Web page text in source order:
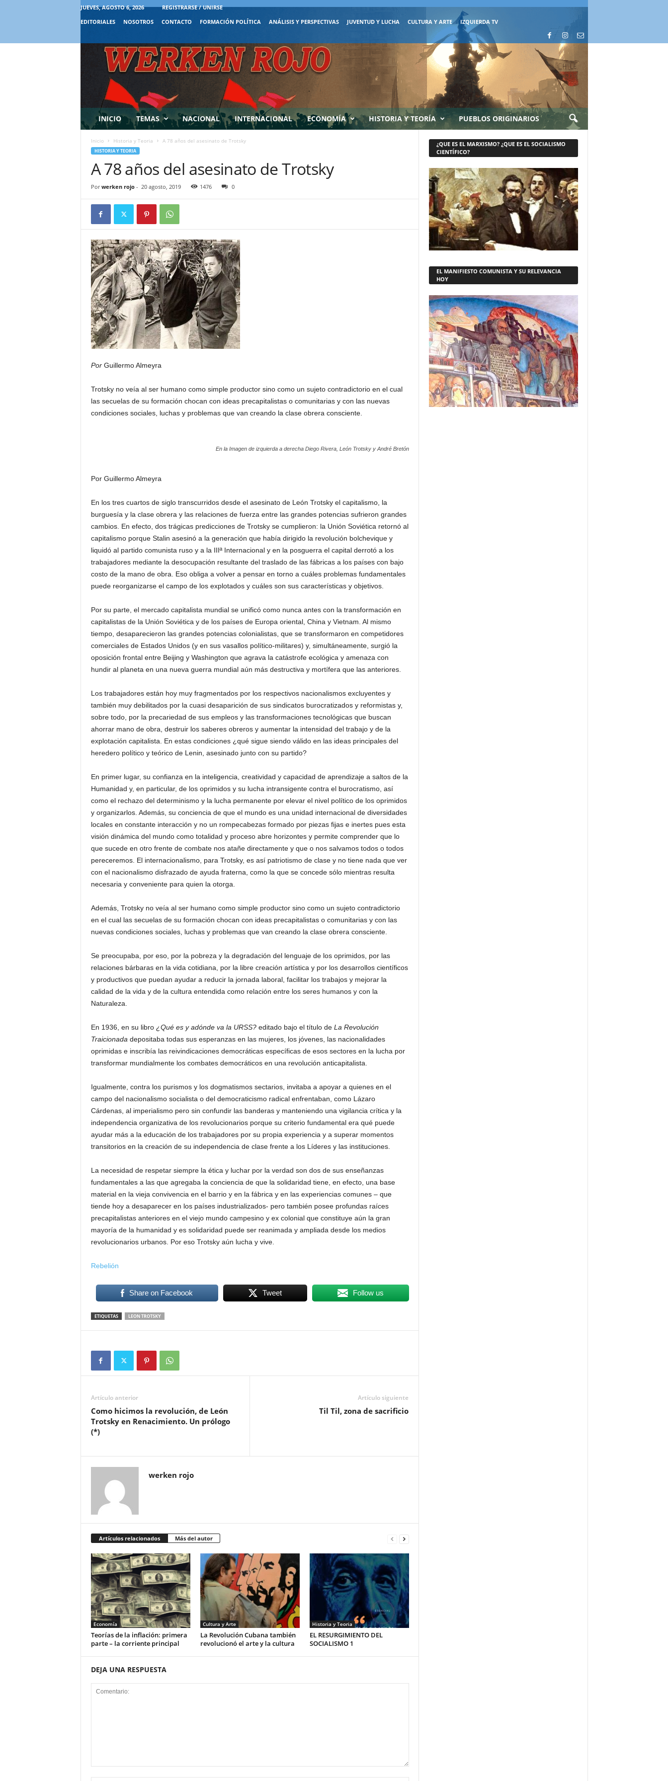
JUEVES, AGOSTO 6, 2026
REGISTRARSE / UNIRSE
EDITORIALES
NOSOTROS CONTACTO FORMACIÓN POLÍTICA ANÁLISIS Y PERSPECTIVAS JUVENTUD Y LUCHA CULTURA Y ARTE IZQUIERDA TV
INICIO TEMAS NACIONAL INTERNACIONAL ECONOMÍA HISTORIA Y TEORÍA PUEBLOS ORIGINARIOS
Inicio Historia y Teoria A 78 años del asesinato de Trotsky
HISTORIA Y TEORIA
A 78 años del asesinato de Trotsky
Por werken rojo- 20 agosto, 2019 1476 0
Por Guillermo Almeyra
Trotsky no veía al ser humano como simple productor sino como un sujeto contradictorio en el cual
las secuelas de su formación chocan con ideas precapitalistas o comunitarias y con las nuevas
condiciones sociales, luchas y problemas que van creando la clase obrera consciente.
En la Imagen de izquierda a derecha Diego Rivera, León Trotsky y André Bretón
Por Guillermo Almeyra
En los tres cuartos de siglo transcurridos desde el asesinato de León Trotsky el capitalismo, la
burguesía y la clase obrera y las relaciones de fuerza entre las grandes potencias sufrieron grandes
cambios. En efecto, dos trágicas predicciones de Trotsky se cumplieron: la Unión Soviética retornó al
capitalismo porque Stalin asesinó a la generación que había dirigido la revolución bolchevique y
liquidó al partido comunista ruso y a la IIIª Internacional y en la posguerra el capital derrotó a los
trabajadores mediante la desocupación resultante del traslado de las fábricas a los países con bajo
costo de la mano de obra. Eso obliga a volver a pensar en torno a cuáles problemas fundamentales
puede reorganizarse el campo de los explotados y cuáles son sus características y objetivos.
Por su parte, el mercado capitalista mundial se unificó como nunca antes con la transformación en
capitalistas de la Unión Soviética y de los países de Europa oriental, China y Vietnam. Al mismo
tiempo, desaparecieron las grandes potencias colonialistas, que se transformaron en competidores
comerciales de Estados Unidos (y en sus vasallos político-militares) y, simultáneamente, surgió la
oposición frontal entre Beijing y Washington que agrava la catástrofe ecológica y amenaza con
hundir al planeta en una nueva guerra mundial aún más destructiva y mortífera que las anteriores.
Los trabajadores están hoy muy fragmentados por los respectivos nacionalismos excluyentes y
también muy debilitados por la cuasi desaparición de sus sindicatos burocratizados y reformistas y,
sobre todo, por la precariedad de sus empleos y las transformaciones tecnológicas que buscan
ahorrar mano de obra, destruir los saberes obreros y aumentar la intensidad del trabajo y de la
explotación capitalista. En estas condiciones ¿qué sigue siendo válido en las ideas principales del
heredero político y teórico de Lenin, asesinado junto con su partido?
En primer lugar, su confianza en la inteligencia, creatividad y capacidad de aprendizaje a saltos de la
Humanidad y, en particular, de los oprimidos y su lucha intransigente contra el burocratismo, así
como el rechazo del determinismo y la lucha permanente por elevar el nivel político de los oprimidos
y organizarlos. Además, su conciencia de que el mundo es una unidad internacional de diversidades
locales en constante interacción y no un rompecabezas formado por piezas fijas e inertes pues esta
visión dinámica del mundo como totalidad y proceso abre horizontes y permite comprender que lo
que sucede en otro frente de combate nos atañe directamente y que o nos salvamos todos o todos
pereceremos. El internacionalismo, para Trotsky, es así patriotismo de clase y no tiene nada que ver
con el nacionalismo disfrazado de ayuda fraterna, como la que se concede sólo mientras resulta
necesaria y conveniente para quien la otorga.
Además, Trotsky no veía al ser humano como simple productor sino como un sujeto contradictorio
en el cual las secuelas de su formación chocan con ideas precapitalistas o comunitarias y con las
nuevas condiciones sociales, luchas y problemas que van creando la clase obrera consciente.
Se preocupaba, por eso, por la pobreza y la degradación del lenguaje de los oprimidos, por las
relaciones bárbaras en la vida cotidiana, por la libre creación artística y por los desarrollos científicos
y productivos que puedan ayudar a reducir la jornada laboral, facilitar los trabajos y mejorar la
calidad de la vida y de la cultura entendida como relación entre los seres humanos y con la
Naturaleza.
En 1936, en su libro ¿Qué es y adónde va la URSS?editado bajo el título de La Revolución
Traicionada depositaba todas sus esperanzas en las mujeres, los jóvenes, las nacionalidades
oprimidas e inscribía las reivindicaciones democráticas específicas de esos sectores en la lucha por
transformar mundialmente los combates democráticos en una revolución anticapitalista.
Igualmente, contra los purismos y los dogmatismos sectarios, invitaba a apoyar a quienes en el
campo del nacionalismo socialista o del democraticismo radical enfrentaban, como Lázaro
Cárdenas, al imperialismo pero sin confundir las banderas y manteniendo una vigilancia crítica y la
independencia organizativa de los revolucionarios porque su criterio fundamental era qué puede
ayudar más a la educación de los trabajadores por su propia experiencia y a superar momentos
transitorios en la creación de su independencia de clase frente a los Líderes y las instituciones.
La necesidad de respetar siempre la ética y luchar por la verdad son dos de sus enseñanzas
fundamentales a las que agregaba la conciencia de que la solidaridad tiene, en efecto, una base
material en la vieja convivencia en el barrio y en la fábrica y en las experiencias comunes – que
tiende hoy a desaparecer en los países industrializados- pero también posee profundas raíces
precapitalistas anteriores en el viejo mundo campesino y ex colonial que constituye aún la gran
mayoría de la humanidad y es solidaridad puede ser reanimada y ampliada desde los medios
revolucionarios urbanos. Por eso Trotsky aún lucha y vive.
Rebelión
Share on Facebook Tweet Follow us
ETIQUETAS LEON TROTSKY
Artículo anterior
Como hicimos la revolución, de León
Trotsky en Renacimiento. Un prólogo
(*)
Artículo siguiente
Til Til, zona de sacrificio
werken rojo
Artículos relacionados Más del autor
Economía
Teorías de la inflación: primera
parte – la corriente principal
Cultura y Arte
La Revolución Cubana también
revolucionó el arte y la cultura
Historia y Teoria
EL RESURGIMIENTO DEL
SOCIALISMO 1
DEJA UNA RESPUESTA
¿QUE ES EL MARXISMO? ¿QUE ES EL SOCIALISMO
CIENTÍFICO?
EL MANIFIESTO COMUNISTA Y SU RELEVANCIA
HOY